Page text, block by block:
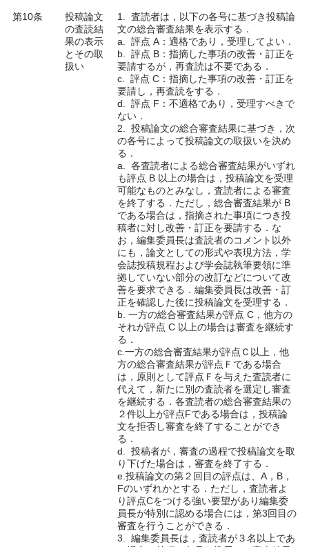
第10条
投稿論文
の査読結
果の表示
とその取
扱い
1. 査読者は，以下の各号に基づき投稿論
文の総合審査結果を表示する．
a. 評点 A：適格であり，受理してよい．
b. 評点 B：指摘した事項の改善・訂正を
要請するが，再査読は不要である．
c. 評点 C：指摘した事項の改善・訂正を
要請し，再査読をする．
d. 評点 F：不適格であり，受理すべきで
ない．
2. 投稿論文の総合審査結果に基づき，次
の各号によって投稿論文の取扱いを決め
る．
a. 各査読者による総合審査結果がいずれ
も評点 B 以上の場合は，投稿論文を受理
可能なものとみなし，査読者による審査
を終了する．ただし，総合審査結果が B
である場合は，指摘された事項につき投
稿者に対し改善・訂正を要請する．な
お，編集委員長は査読者のコメント以外
にも，論文としての形式や表現方法，学
会誌投稿規程および学会誌執筆要領に準
拠していない部分の改訂などについて改
善を要求できる．編集委員長は改善・訂
正を確認した後に投稿論文を受理する．
b. 一方の総合審査結果が評点 C，他方の
それが評点 C 以上の場合は審査を継続す
る．
c.一方の総合審査結果が評点Ｃ以上，他
方の総合審査結果が評点Ｆである場合
は，原則として評点Ｆを与えた査読者に
代えて，新たに別の査読者を選定し審査
を継続する．各査読者の総合審査結果の
２件以上が評点Fである場合は，投稿論
文を拒否し審査を終了することができ
る．
d. 投稿者が，審査の過程で投稿論文を取
り下げた場合は，審査を終了する．
e.投稿論文の第２回目の評点は、A，B，
Fのいずれかとする．ただし，査読者よ
り評点Cをつける強い要望があり編集委
員長が特別に認める場合には，第3回目の
審査を行うことができる．
3. 編集委員長は，査読者が３名以上であ